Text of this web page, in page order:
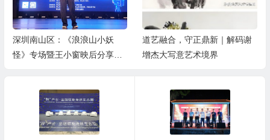
深圳南山区：《浪浪山小妖
怪》专场暨王小窗映后分享会
道艺融合，守正鼎新｜解码谢
增杰大写意艺术境界